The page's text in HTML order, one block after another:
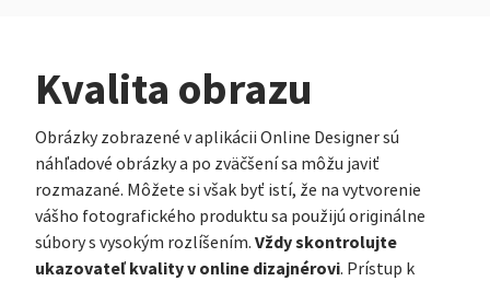
Kvalita obrazu
Obrázky zobrazené v aplikácii Online Designer sú
náhľadové obrázky a po zväčšení sa môžu javiť
rozmazané. Môžete si však byť istí, že na vytvorenie
vášho fotografického produktu sa použijú originálne
súbory s vysokým rozlíšením. Vždy skontrolujte
ukazovateľ kvality v online dizajnérovi. Prístup k